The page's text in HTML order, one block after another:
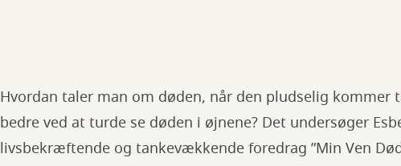
Hvordan taler man om døden, når den pludselig
bedre ved at turde se døden i øjnene? Det undersøger
livsbekræftende og tankevækkende foredrag ”Min Ven